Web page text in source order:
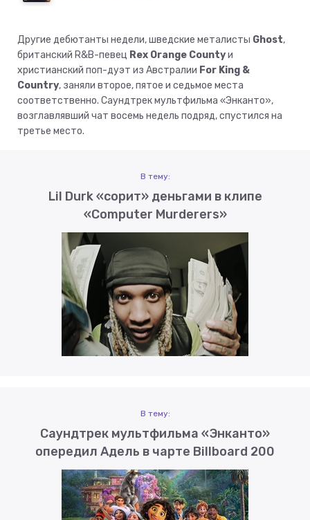
Другие дебютанты недели, шведские металисты Ghost,
британский R&B-певец Rex Orange Countyи
христианский поп-дуэт из Австралии For King &
Country, заняли второе, пятое и седьмое места
соответственно. Саундтрек мультфильма «Энканто»,
возглавлявший чат восемь недель подряд, спустился на
третье место.
В тему:
Lil Durk «сорит» деньгами в клипе
«Computer Murderers»
В тему:
Саундтрек мультфильма «Энканто»
опередил Адель в чарте Billboard 200